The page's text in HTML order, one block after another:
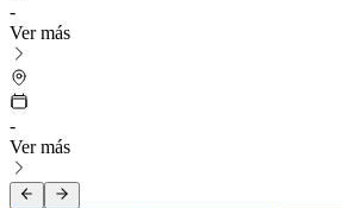
-
Ver más
-
Ver más